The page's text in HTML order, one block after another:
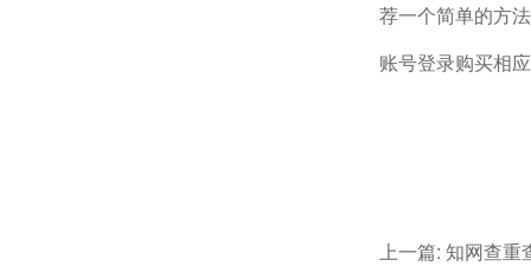
荐一个简单的方
账号登录购买相
上一篇: 知网查重